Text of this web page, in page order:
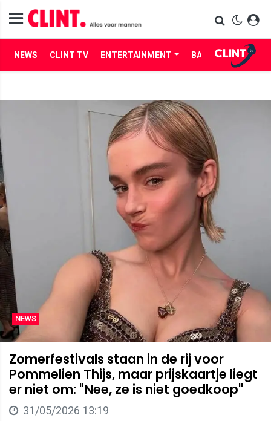
NEWS CLINT TV ENTERTAINMENT BABES LIFE
NEWS
Zomerfestivals staan in de rij voor
Pommelien Thijs, maar prijskaartje liegt
er niet om: "Nee, ze is niet goedkoop"
31/05/2026 13:19